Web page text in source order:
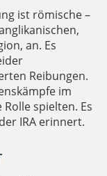
ist römische –
an. Es
Reibungen.
im
spielten. Es
IRA erinnert.